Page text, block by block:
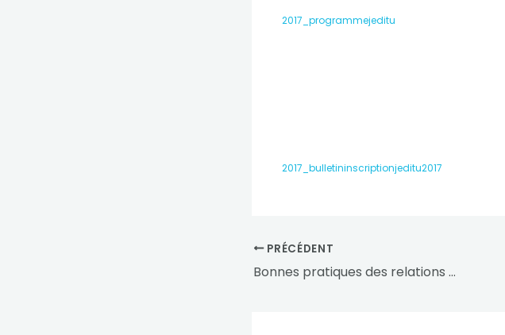
2017_programmejeditu
2017_bulletininscriptionjeditu2017
PRÉCÉDENT
Bonnes pratiques des relations entre infirmiers stomathérapeutes et prestataires de santé à domicile